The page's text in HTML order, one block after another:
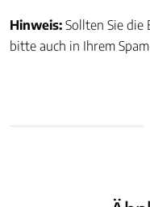
Hinweis: Sollten Sie die
bitte auch in Ihrem